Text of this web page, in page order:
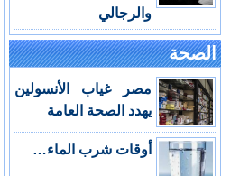
والرجالي
الصحة
مصر غياب الأنسولين
يهدد الصحة العامة
أوقات شرب الماء…